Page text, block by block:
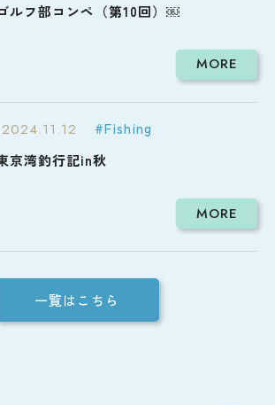
ルフ部コンペ（第10回）￼
MORE
2024.11.12
#Fishing
京湾釣行記in秋
MORE
一覧はこちら